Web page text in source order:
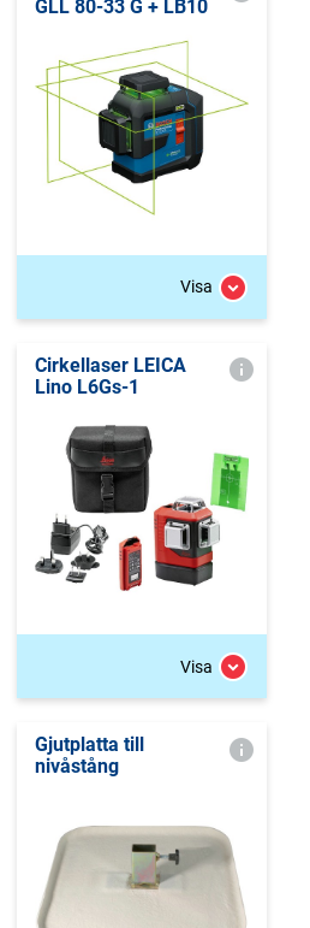
GLL 80-33 G + LB10
Visa
Cirkellaser LEICA
Lino L6Gs-1
Visa
Gjutplatta till
nivåstång